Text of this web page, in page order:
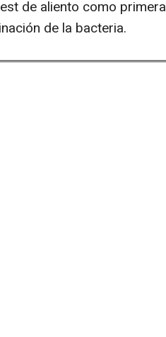
de aliento como primera
de la bacteria.